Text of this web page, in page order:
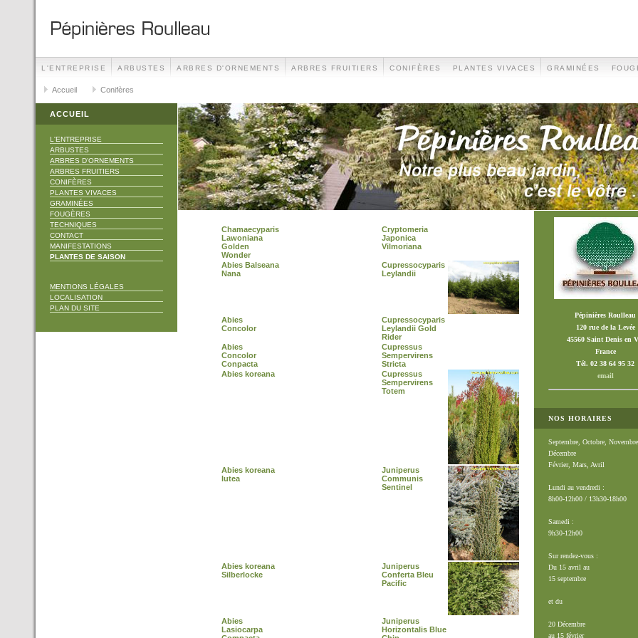
L'ENTREPRISE ARBUSTES ARBRES D'ORNEMENTS ARBRES FRUITIERS CONIFÈRES PLANTES VIVACES GRAMINÉES
TECHNIQUES CONTACT
Accueil Conifères
ACCUEIL
L'ENTREPRISE
ARBUSTES
ARBRES D'ORNEMENTS
ARBRES FRUITIERS
CONIFÈRES
PLANTES VIVACES
GRAMINÉES
FOUGÈRES
TECHNIQUES
CONTACT
MANIFESTATIONS
PLANTES DE SAISON
MENTIONS LÉGALES
LOCALISATION
PLAN DU SITE
Chamaecyparis
Lawoniana
Golden
Wonder
Cryptomeria
Japonica
Vilmoriana
Abies Balseana
Nana
Cupressocyparis
Leylandii
Abies
Concolor
Cupressocyparis
Leylandii Gold
Rider
Abies
Concolor
Conpacta
Cupressus
Sempervirens
Stricta
Abies koreana
Cupressus
Sempervirens
Totem
Abies koreana
lutea
Juniperus
Communis
Sentinel
Abies koreana
Silberlocke
Juniperus
Conferta Bleu
Pacific
Abies
Lasiocarpa
Juniperus
Horizontalis Blue
Pépinières Roulleau
120 rue de la Levée
45560 Saint Denis en
France
Tél. 02 38 64 95 32
email
NOS HORAIRES
Septembre, Octobre,
Décembre
Février, Mars, Avril
Lundi au vendredi :
8h00-12h00 / 13h30-18h00
Samedi :
9h30-12h00
Sur rendez-vous :
Du 15 avril au
15 septembre
et du
20 Décembre
au 15 février